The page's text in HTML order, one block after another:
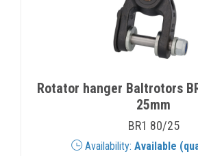
Rotator hanger Baltrotors
25mm
BR1 80/25
Availability: Available